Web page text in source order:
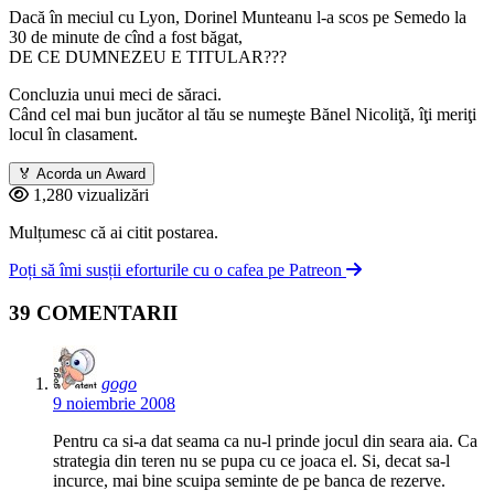
Dacă în meciul cu Lyon, Dorinel Munteanu l-a scos pe Semedo la
30 de minute de cînd a fost băgat,
DE CE DUMNEZEU E TITULAR???
Concluzia unui meci de săraci.
Când cel mai bun jucător al tău se numeşte Bănel Nicoliţă, îţi meriţi
locul în clasament.
🏅 Acorda un Award
1,280 vizualizări
Mulțumesc că ai citit postarea.
Poți să îmi susții eforturile cu o cafea pe Patreon
39 COMENTARII
gogo
9 noiembrie 2008
Pentru ca si-a dat seama ca nu-l prinde jocul din seara aia. Ca
strategia din teren nu se pupa cu ce joaca el. Si, decat sa-l
incurce, mai bine scuipa seminte de pe banca de rezerve.